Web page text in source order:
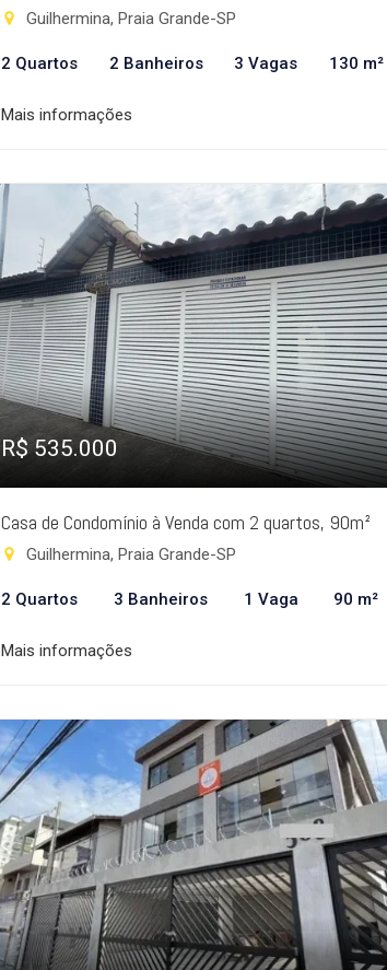
Guilhermina, Praia Grande-SP
2 Quartos 2 Banheiros 3 Vagas 130 m²
Mais informações
R$ 535.000
Casa de Condomínio à Venda com 2 quartos, 90m²
Guilhermina, Praia Grande-SP
2 Quartos 3 Banheiros 1 Vaga 90 m²
Mais informações